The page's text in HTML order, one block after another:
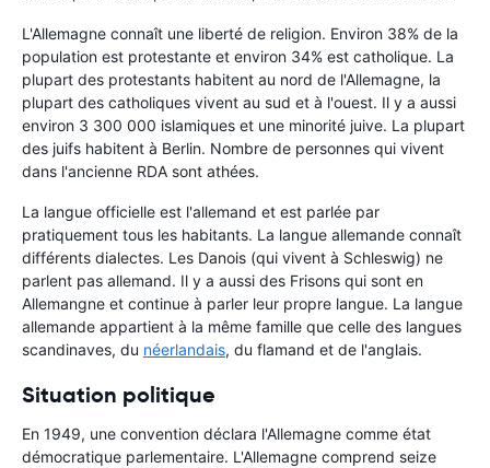
L'Allemagne connaît une liberté de religion. Environ 38% de la
population est protestante et environ 34% est catholique. La
plupart des protestants habitent au nord de l'Allemagne, la
plupart des catholiques vivent au sud et à l'ouest. Il y a aussi
environ 3 300 000 islamiques et une minorité juive. La plupart
des juifs habitent à Berlin. Nombre de personnes qui vivent
dans l'ancienne RDA sont athées.
La langue officielle est l'allemand et est parlée par
pratiquement tous les habitants. La langue allemande connaît
différents dialectes. Les Danois (qui vivent à Schleswig) ne
parlent pas allemand. Il y a aussi des Frisons qui sont en
Allemangne et continue à parler leur propre langue. La langue
allemande appartient à la même famille que celle des langues
scandinaves, du néerlandais, du flamand et de l'anglais.
Situation politique
En 1949, une convention déclara l'Allemagne comme état
démocratique parlementaire. L'Allemagne comprend seize